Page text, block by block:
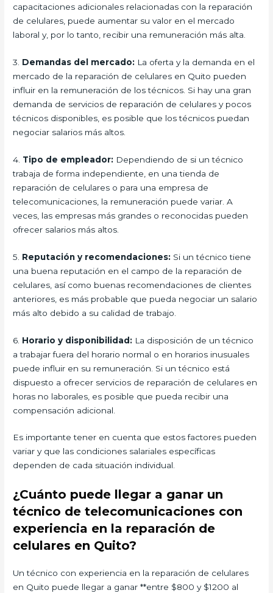
capacitaciones adicionales relacionadas con la reparación
de celulares, puede aumentar su valor en el mercado
laboral y, por lo tanto, recibir una remuneración más alta.
3. Demandas del mercado: La oferta y la demanda en el
mercado de la reparación de celulares en Quito pueden
influir en la remuneración de los técnicos. Si hay una gran
demanda de servicios de reparación de celulares y pocos
técnicos disponibles, es posible que los técnicos puedan
negociar salarios más altos.
4. Tipo de empleador: Dependiendo de si un técnico
trabaja de forma independiente, en una tienda de
reparación de celulares o para una empresa de
telecomunicaciones, la remuneración puede variar. A
veces, las empresas más grandes o reconocidas pueden
ofrecer salarios más altos.
5. Reputación y recomendaciones: Si un técnico tiene
una buena reputación en el campo de la reparación de
celulares, así como buenas recomendaciones de clientes
anteriores, es más probable que pueda negociar un salario
más alto debido a su calidad de trabajo.
6. Horario y disponibilidad: La disposición de un técnico
a trabajar fuera del horario normal o en horarios inusuales
puede influir en su remuneración. Si un técnico está
dispuesto a ofrecer servicios de reparación de celulares en
horas no laborales, es posible que pueda recibir una
compensación adicional.
Es importante tener en cuenta que estos factores pueden
variar y que las condiciones salariales específicas
dependen de cada situación individual.
¿Cuánto puede llegar a ganar un
técnico de telecomunicaciones con
experiencia en la reparación de
celulares en Quito?
Un técnico con experiencia en la reparación de celulares
en Quito puede llegar a ganar **entre $800 y $1200 al